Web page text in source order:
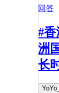
回答
#
洲
长